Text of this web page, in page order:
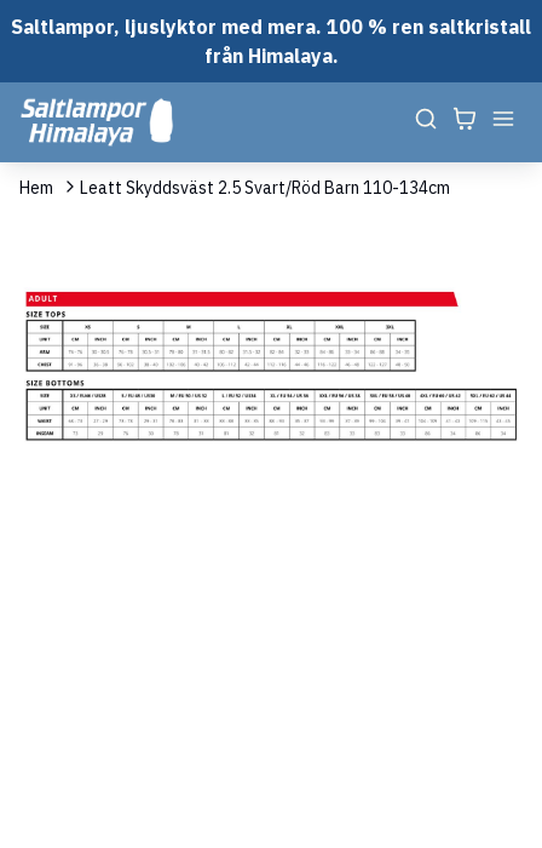
Saltlampor, ljuslyktor med mera. 100 % ren saltkristall
från Himalaya.
Hem Leatt Skyddsväst 2.5 Svart/Röd Barn 110-134cm